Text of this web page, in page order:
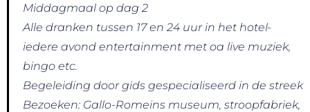
Middagmaal op dag 2
Alle dranken tussen 17 en 24 uur in het hotel-
iedere avond entertainment met oa live muziek,
bingo etc.
Begeleiding door gids gespecialiseerd in de streek
Bezoeken: Gallo-Romeins museum, stroopfabriek,